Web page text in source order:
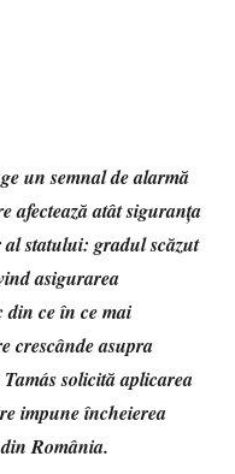
un semnal de alarmă
afectează atât siguranța
statului: gradul scăzut
asigurarea
ce în ce mai
crescânde asupra
solicită aplicarea
impune încheierea
România.